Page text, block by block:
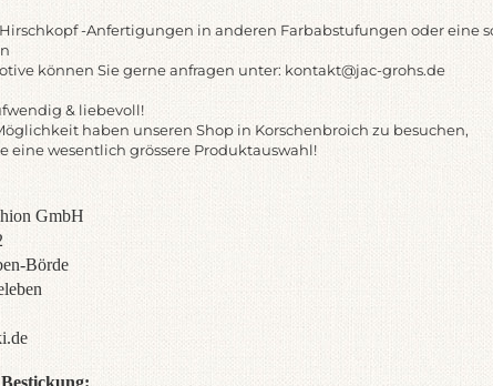
-Anfertigungen in anderen Farbabstufungen oder eine
können Sie gerne anfragen unter: kontakt@jac-grohs.de
& liebevoll!
haben unseren Shop in Korschenbroich zu besuchen,
eine wesentlich grössere Produktauswahl!
GmbH
Börde
Bestickung: